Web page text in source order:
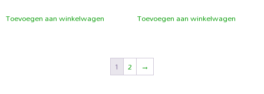
Toevoegen aan winkelwagen Toevoegen aan winkelwagen
1 2 →